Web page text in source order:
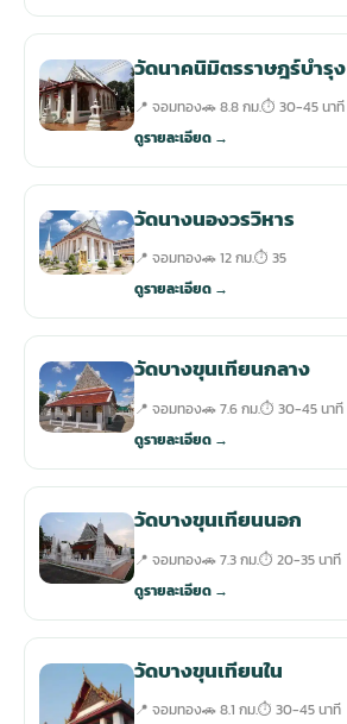
วัดนาคนิมิตรราษฎร์บำรุง
📍 จอมทอง🚗 8.8 กม.⏱ 30-45 นาที
ดูรายละเอียด →
วัดนางนองวรวิหาร
📍 จอมทอง🚗 12 กม.⏱ 35
ดูรายละเอียด →
วัดบางขุนเทียนกลาง
📍 จอมทอง🚗 7.6 กม.⏱ 30-45 นาที
ดูรายละเอียด →
วัดบางขุนเทียนนอก
📍 จอมทอง🚗 7.3 กม.⏱ 20-35 นาที
ดูรายละเอียด →
วัดบางขุนเทียนใน
📍 จอมทอง🚗 8.1 กม.⏱ 30-45 นาที